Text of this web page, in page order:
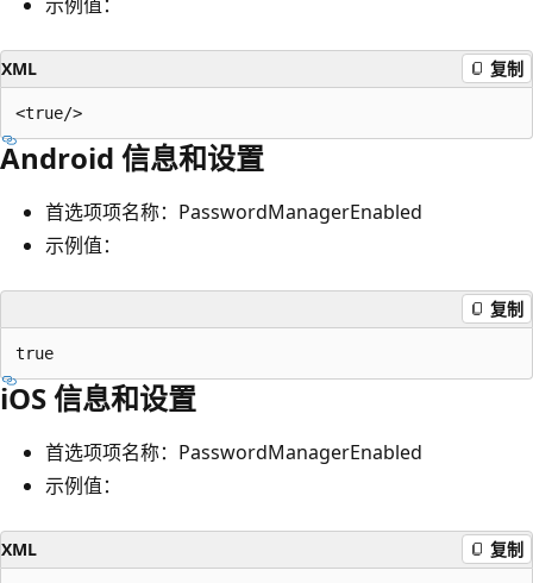
XML 复制
Android 信息和设置
首选项项名称：PasswordManagerEnabled
示例值：
复制
iOS 信息和设置
首选项项名称：PasswordManagerEnabled
示例值：
XML 复制